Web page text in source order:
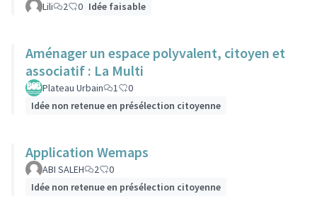
Lili 2 0 Idée faisable
Aménager un espace polyvalent, citoyen et
associatif : La Multi
Plateau Urbain 1
0
Idée non retenue en présélection citoyenne
Application Wemaps
ABI SALEH 2
0
Idée non retenue en présélection citoyenne